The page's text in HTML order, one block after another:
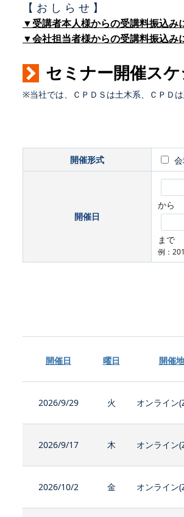
【 お し ら せ 】
▼受講者本人様からの受講料振込み
▼会社担当者様からの受講料振込み
セミナー開催ス
※当社では、ＣＰＤＳは土木系、ＣＰＤ
開催形式
開催日
から
まで
例：
開催日 曜日 開催地
2026/9/29 火 オンライン
2026/9/17 木 オンライン
2026/10/2 金 オンライン